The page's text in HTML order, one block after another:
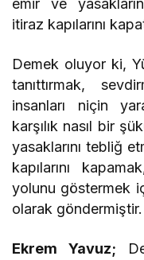
emir ve
itiraz kapılarını
Demek oluyor ki,
tanıttırmak,
insanları niçin
karşılık nasıl bir
yasaklarını tebliğ
kapılarını
yolunu göstermek
olarak göndermiştir.
Ekrem Yavuz;